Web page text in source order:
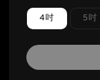
4吋 5吋